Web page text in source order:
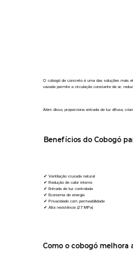
O cobogó de concreto é uma das soluções mais
vazada permite a circulação constante de ar,
Além disso, proporciona entrada de luz difusa,
Benefícios do Cobogó
✔ Ventilação cruzada natural
✔ Redução de calor interno
✔ Entrada de luz controlada
✔ Economia de energia
✔ Privacidade com permeabilidade
✔ Alta resistência (27 MPa)
Como o cobogó melhora